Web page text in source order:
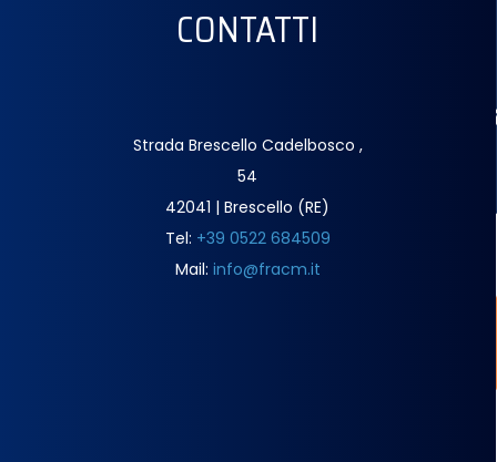
CONTATTI
Strada Brescello Cadelbosco ,
54
42041 | Brescello (RE)
Tel: +39 0522 684509
Mail: info@fracm.it